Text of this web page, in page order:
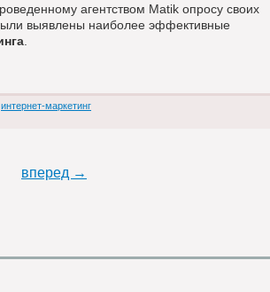
агентством Matik опросу своих
выявлены наиболее эффективные
интернет-маркетинг
вперед →